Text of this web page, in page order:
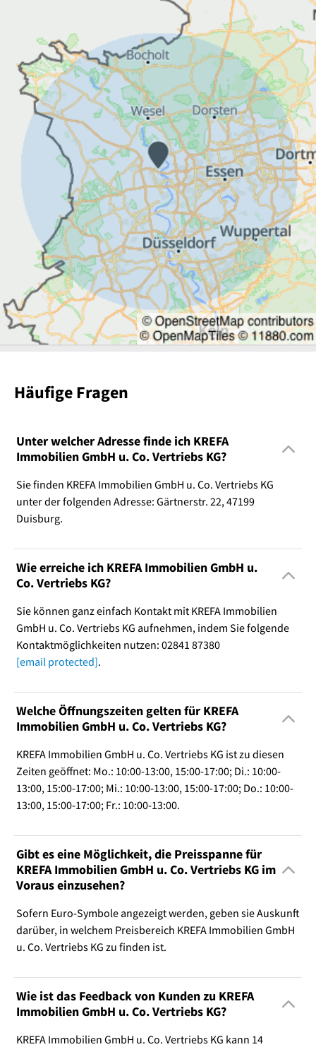
Häufige Fragen
Unter welcher Adresse finde ich KREFA
Immobilien GmbH u. Co. Vertriebs KG?
Sie finden KREFA Immobilien GmbH u. Co. Vertriebs KG
unter der folgenden Adresse: Gärtnerstr. 22, 47199
Duisburg.
Wie erreiche ich KREFA Immobilien GmbH u.
Co. Vertriebs KG?
Sie können ganz einfach Kontakt mit KREFA Immobilien
GmbH u. Co. Vertriebs KG aufnehmen, indem Sie folgende
Kontaktmöglichkeiten nutzen: 02841 87380
[email protected].
Welche Öffnungszeiten gelten für KREFA
Immobilien GmbH u. Co. Vertriebs KG?
KREFA Immobilien GmbH u. Co. Vertriebs KG ist zu diesen
Zeiten geöffnet: Mo.: 10:00-13:00, 15:00-17:00; Di.: 10:00-
13:00, 15:00-17:00; Mi.: 10:00-13:00, 15:00-17:00; Do.: 10:00-
13:00, 15:00-17:00; Fr.: 10:00-13:00.
Gibt es eine Möglichkeit, die Preisspanne für
KREFA Immobilien GmbH u. Co. Vertriebs KG im
Voraus einzusehen?
Sofern Euro-Symbole angezeigt werden, geben sie Auskunft
darüber, in welchem Preisbereich KREFA Immobilien GmbH
u. Co. Vertriebs KG zu finden ist.
Wie ist das Feedback von Kunden zu KREFA
Immobilien GmbH u. Co. Vertriebs KG?
KREFA Immobilien GmbH u. Co. Vertriebs KG kann 14